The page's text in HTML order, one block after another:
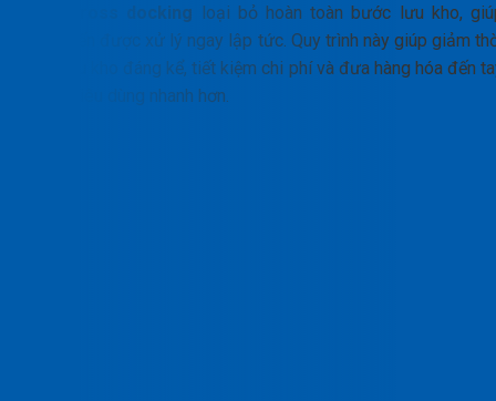
cross docking loại bỏ hoàn toàn bước lưu kho,
hàng đến được xử lý ngay lập tức. Quy trình này giúp giảm
gian lưu kho đáng kể, tiết kiệm chi phí và đưa hàng hóa đến
người tiêu dùng nhanh hơn.